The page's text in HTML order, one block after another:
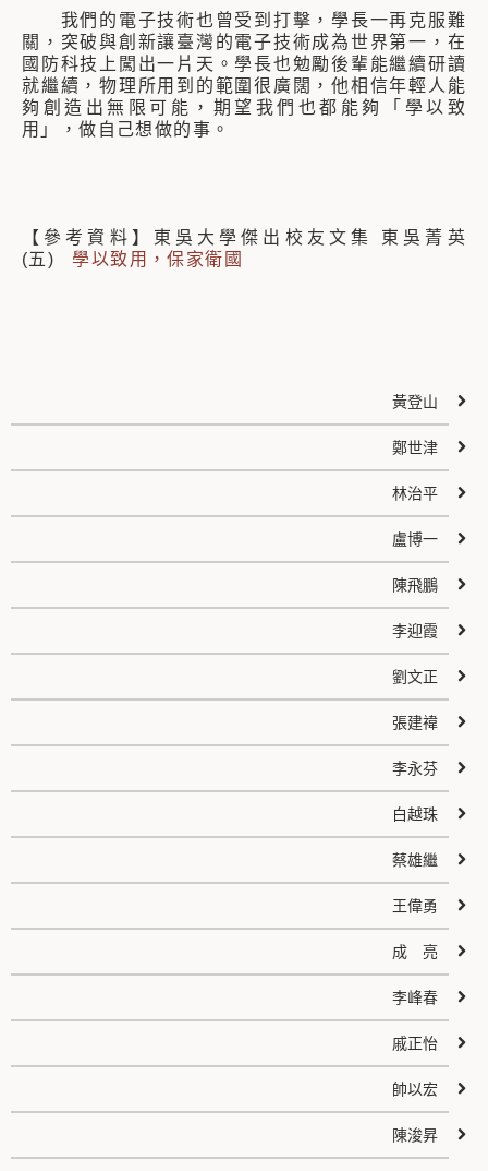
我們的電子技術也曾受到打擊，學長一再克服難
關，突破與創新讓臺灣的電子技術成為世界第一，在
國防科技上闖出一片天。學長也勉勵後輩能繼續研讀
就繼續，物理所用到的範圍很廣闊，他相信年輕人能
夠創造出無限可能，期望我們也都能夠「學以致
用」，做自己想做的事。
【參考資料】東吳大學傑出校友文集 東吳菁英
(五)
學以致用，保家衛國
黃登山
鄭世津
林治平
盧博一
陳飛鵬
李迎霞
劉文正
張建禕
李永芬
白越珠
蔡雄繼
王偉勇
成 亮
李峰春
戚正怡
帥以宏
陳浚昇